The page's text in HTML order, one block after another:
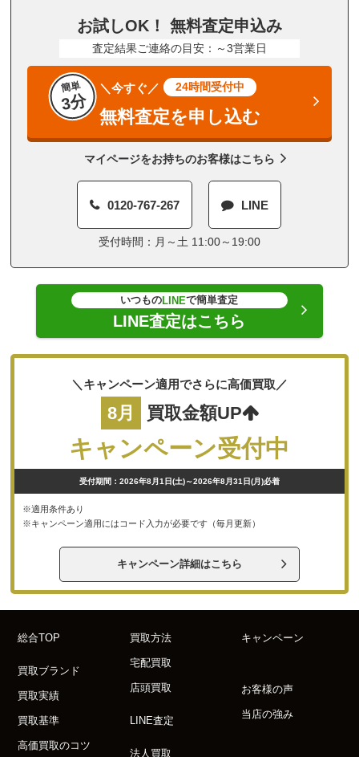
お試しOK！ 無料査定申込み
査定結果ご連絡の目安：～3営業日
簡単
3分
＼今すぐ／ 24時間受付中
無料査定を申し込む
マイページをお持ちのお客様はこちら
0120-767-267 LINE
受付時間：月～土 11:00～19:00
いつものLINEで簡単査定
LINE査定はこちら
＼キャンペーン適用でさらに高価買取／
8月 買取金額UP
キャンペーン受付中
受付期間：2026年8月1日(土)～2026年8月31日(月)必着
※適用条件あり
※キャンペーン適用にはコード入力が必要です（毎月更新）
キャンペーン詳細はこちら
総合TOP
買取ブランド
買取実績
買取基準
高価買取のコツ
買取方法
宅配買取
店頭買取
LINE査定
法人買取
キャンペーン
お客様の声
当店の強み